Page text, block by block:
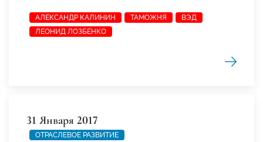
АЛЕКСАНДР КАЛИНИН ТАМОЖНЯ
ВЭД
ЛЕОНИД ЛОЗБЕНКО
31 Января 2017
ОТРАСЛЕВОЕ РАЗВИТИЕ